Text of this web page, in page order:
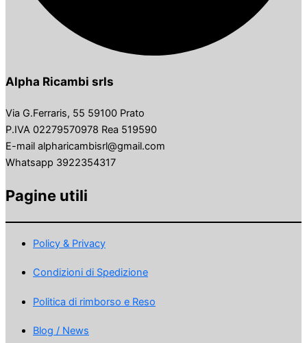
Alpha Ricambi srls
Via G.Ferraris, 55 59100 Prato
P.IVA 02279570978 Rea 519590
E-mail alpharicambisrl@gmail.com
Whatsapp 3922354317
Pagine utili
Policy & Privacy
Condizioni di Spedizione
Politica di rimborso e Reso
Blog / News